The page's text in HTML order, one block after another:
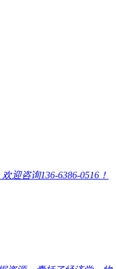
迎咨询136-6386-0516！